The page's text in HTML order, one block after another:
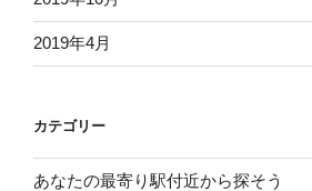
2019年4月
カテゴリー
あなたの最寄り駅付近から探そう